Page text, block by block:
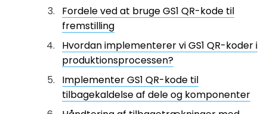
Fordele ved at bruge GS1 QR-kode til
fremstilling
Hvordan implementerer vi GS1 QR-koder i
produktionsprocessen?
Implementer GS1 QR-kode til
tilbagekaldelse af dele og komponenter